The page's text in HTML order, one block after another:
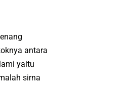
antara
yaitu
sirna